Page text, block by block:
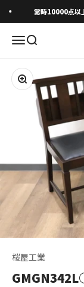
コンテンツへスキップ
常時10000点以
メニューを開く
検索を開く
ズームイン
桜屋工業